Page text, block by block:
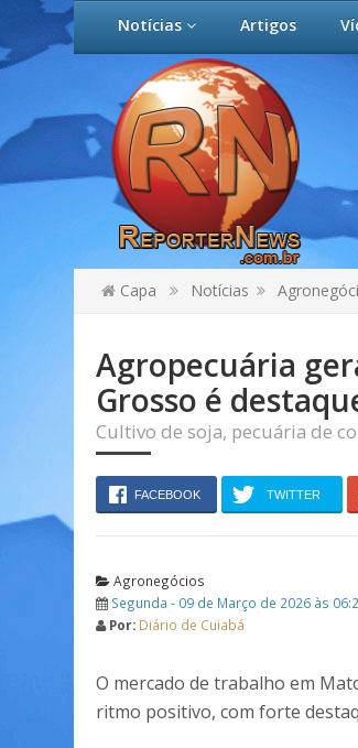
Notícias Artigos
Capa Notícias
Agropecuária
Grosso é
Cultivo de soja, pecuária de
FACEBOOK TWITTER
Agronegócios
Segunda - 09 de Março de 2026 às
Por: Diário de Cuiabá
O mercado de trabalho em
ritmo positivo, com forte